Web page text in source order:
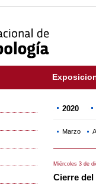
2020
Marzo
Miércoles 3 de
Cierre